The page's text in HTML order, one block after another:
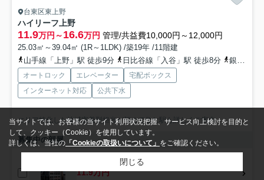
台東区東上野
ハイリーフ上野
11.9万円～16.6万円 管理/共益費10,000円～12,000円
25.03㎡～39.04㎡ (1R～1LDK) /築19年 /11階建
山手線「上野」駅 徒歩9分
日比谷線「入谷」駅 徒歩8分 銀座線「稲荷町」駅 徒歩7分
オートロック エレベーター
宅配ボックス
インターネット対応
公共下水
エリア特化した地域密着型担当が初めて住む駅も詳しくご案内
募集中の部屋
11.9万円
当サイトでは、お客様の当サイト利用状況把握、サービス向上検討を目的と
して、クッキー（Cookie）を使用しています。
詳しくは、当社の 「Cookieの取扱いについて」 をご確認ください。
閉じる